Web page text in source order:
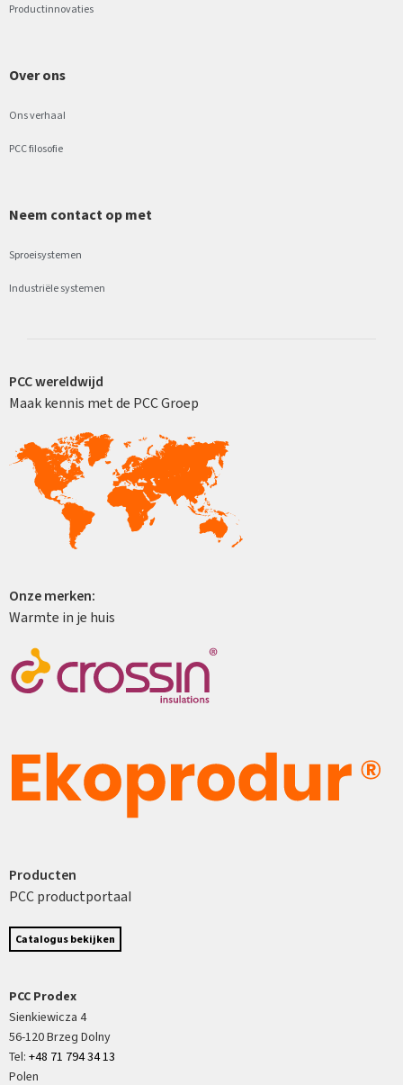
Productinnovaties
Over ons
Ons verhaal
PCC filosofie
Neem contact op met
Sproeisystemen
Industriële systemen
PCC wereldwijd
Maak kennis met de PCC Groep
Onze merken:
Warmte in je huis
Producten
PCC productportaal
Catalogus bekijken
PCC Prodex
Sienkiewicza 4
56-120 Brzeg Dolny
Tel: +48 71 794 34 13
Polen